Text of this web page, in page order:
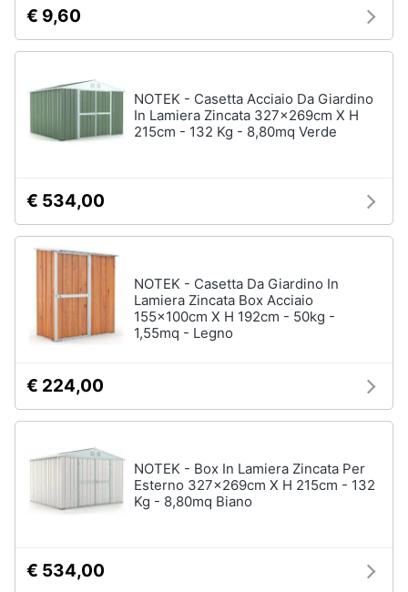
€ 9,60
NOTEK - Casetta Acciaio Da Giardino
In Lamiera Zincata 327x269cm X H
215cm - 132 Kg - 8,80mq Verde
€ 534,00
NOTEK - Casetta Da Giardino In
Lamiera Zincata Box Acciaio
155x100cm X H 192cm - 50kg -
1,55mq - Legno
€ 224,00
NOTEK - Box In Lamiera Zincata Per
Esterno 327x269cm X H 215cm - 132
Kg - 8,80mq Biano
€ 534,00